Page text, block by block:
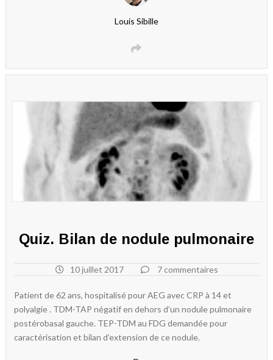
Louis Sibille
Quiz. Bilan de nodule pulmonaire
10 juillet 2017 7 commentaires
Patient de 62 ans, hospitalisé pour AEG avec CRP à 14 et
polyalgie . TDM-TAP négatif en dehors d’un nodule pulmonaire
postérobasal gauche. TEP-TDM au FDG demandée pour
caractérisation et bilan d’extension de ce nodule.